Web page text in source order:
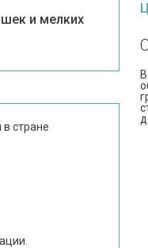
и мелких
в стране